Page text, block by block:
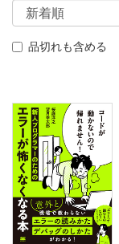
品切れも含める